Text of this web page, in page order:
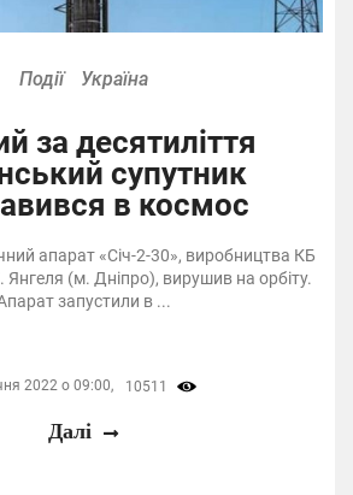
Події Україна
за десятиліття
супутник
в космос
апарат «Січ-2-30», виробництва КБ
Янгеля (м. Дніпро), вирушив на орбіту.
запустили в ...
2022 о 09:00, 10511
Далі